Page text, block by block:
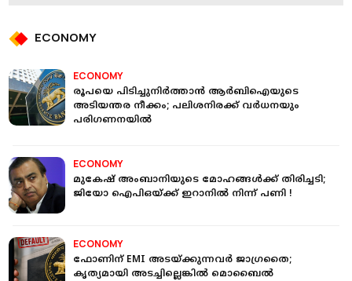
ECONOMY
ECONOMY
രൂപയെ പിടിച്ചുനിര്‍ത്താന്‍ ആര്‍ബിഐയുടെ
അടിയന്തര നീക്കം; പലിശനിരക്ക് വര്‍ധനയും
പരിഗണനയില്‍
ECONOMY
മുകേഷ് അംബാനിയുടെ മോഹങ്ങൾക്ക് തിരിച്ചടി;
ജിയോ ഐപിഒയ്ക്ക് ഇറാനിൽ നിന്ന് പണി !
ECONOMY
ഫോണിന് EMI അടയ്ക്കുന്നവർ ജാഗ്രതൈ;
കൃത്യമായി അടച്ചില്ലെങ്കിൽ മൊബൈൽ